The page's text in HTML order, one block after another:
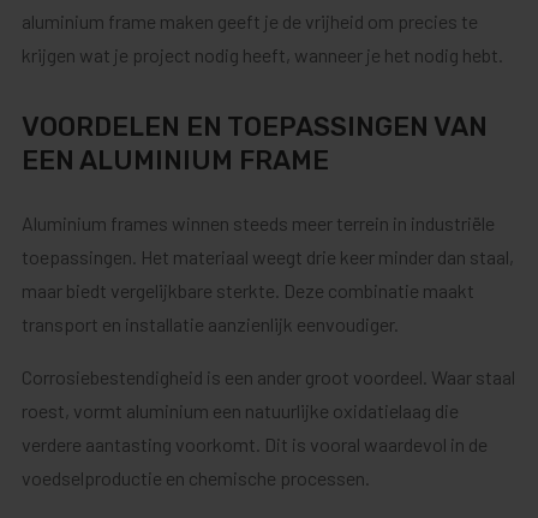
aluminium frame maken geeft je de vrijheid om precies te
krijgen wat je project nodig heeft, wanneer je het nodig hebt.
VOORDELEN EN TOEPASSINGEN VAN
EEN ALUMINIUM FRAME
Aluminium frames winnen steeds meer terrein in industriële
toepassingen. Het materiaal weegt drie keer minder dan staal,
maar biedt vergelijkbare sterkte. Deze combinatie maakt
transport en installatie aanzienlijk eenvoudiger.
Corrosiebestendigheid is een ander groot voordeel. Waar staal
roest, vormt aluminium een natuurlijke oxidatielaag die
verdere aantasting voorkomt. Dit is vooral waardevol in de
voedselproductie en chemische processen.